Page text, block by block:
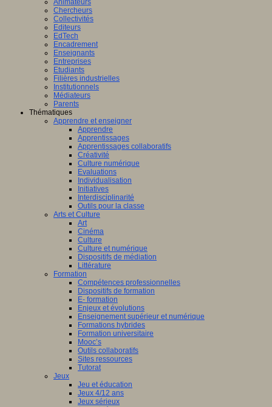
Animateurs
Chercheurs
Collectivités
Editeurs
EdTech
Encadrement
Enseignants
Entreprises
Etudiants
Filières industrielles
Institutionnels
Médiateurs
Parents
Thématiques
Apprendre et enseigner
Apprendre
Apprentissages
Apprentissages collaboratifs
Créativité
Culture numérique
Evaluations
Individualisation
Initiatives
Interdisciplinarité
Outils pour la classe
Arts et Culture
Art
Cinéma
Culture
Culture et numérique
Dispositifs de médiation
Littérature
Formation
Compétences professionnelles
Dispositifs de formation
E- formation
Enjeux et évolutions
Enseignement supérieur et numérique
Formations hybrides
Formation universitaire
Mooc’s
Outils collaboratifs
Sites ressources
Tutorat
Jeux
Jeu et éducation
Jeux 4/12 ans
Jeux sérieux